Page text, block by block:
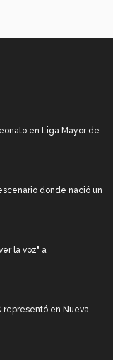
en Liga Mayor de
donde nació un
la voz" a
representó en Nueva